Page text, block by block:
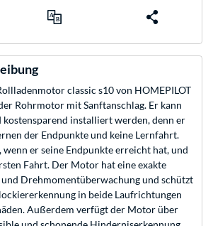
classic s10 von HOMEPILOT
Rohrmotor mit Sanftanschlag. Er kann
kostensparend installiert werden, denn er
der Endpunkte und keine Lernfahrt.
er seine Endpunkte erreicht hat, und
Fahrt. Der Motor hat eine exakte
Drehmomentüberwachung und schützt
in beide Laufrichtungen
Außerdem verfügt der Motor über